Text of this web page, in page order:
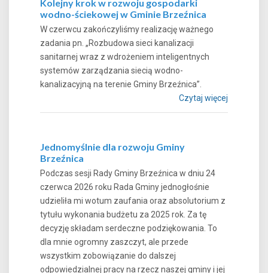
Kolejny krok w rozwoju gospodarki
wodno-ściekowej w Gminie Brzeźnica
W czerwcu zakończyliśmy realizację ważnego
zadania pn. „Rozbudowa sieci kanalizacji
sanitarnej wraz z wdrożeniem inteligentnych
systemów zarządzania siecią wodno-
kanalizacyjną na terenie Gminy Brzeźnica”.
Czytaj więcej
Jednomyślnie dla rozwoju Gminy
Brzeźnica
Podczas sesji Rady Gminy Brzeźnica w dniu 24
czerwca 2026 roku Rada Gminy jednogłośnie
udzieliła mi wotum zaufania oraz absolutorium z
tytułu wykonania budżetu za 2025 rok. Za tę
decyzję składam serdeczne podziękowania. To
dla mnie ogromny zaszczyt, ale przede
wszystkim zobowiązanie do dalszej
odpowiedzialnej pracy na rzecz naszej gminy i jej